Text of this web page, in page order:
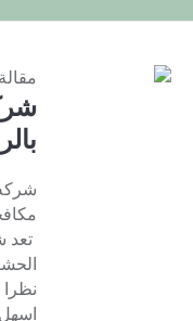
مقالة
تعد
نظرا